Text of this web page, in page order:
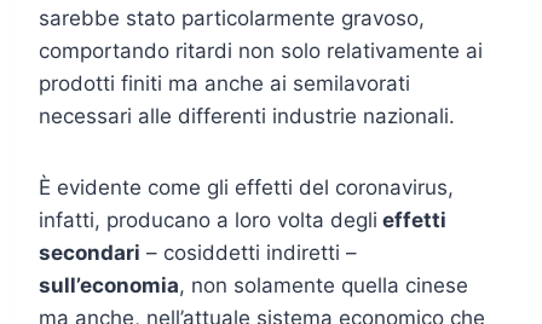
sarebbe stato particolarmente gravoso,
comportando ritardi non solo relativamente ai
prodotti finiti ma anche ai semilavorati
necessari alle differenti industrie nazionali.
È evidente come gli effetti del coronavirus,
infatti, producano a loro volta degli effetti
secondari – cosiddetti indiretti –
sull’economia, non solamente quella cinese
ma anche, nell’attuale sistema economico che